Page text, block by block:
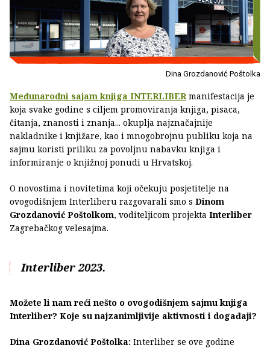
Dina Grozdanović Poštolka
Međunarodni sajam knjiga INTERLIBERmanifestacija je
koja svake godine s ciljem promoviranja knjiga, pisaca,
čitanja, znanosti i znanja... okuplja najznačajnije
nakladnike i knjižare, kao i mnogobrojnu publiku koja na
sajmu koristi priliku za povoljnu nabavku knjiga i
informiranje o knjižnoj ponudi u Hrvatskoj.
O novostima i novitetima koji očekuju posjetitelje na
ovogodišnjem Interliberu razgovarali smo s Dinom
Grozdanović Poštolkom, voditeljicom projekta Interliber
Zagrebačkog velesajma.
Interliber 2023.
Možete li nam reći nešto o ovogodišnjem sajmu knjiga
Interliber? Koje su najzanimljivije aktivnosti i događaji?
Dina Grozdanović Poštolka: Interliber se ove godine